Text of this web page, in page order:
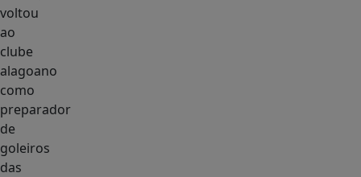
voltou
ao
clube
alagoano
como
preparador
de
goleiros
das